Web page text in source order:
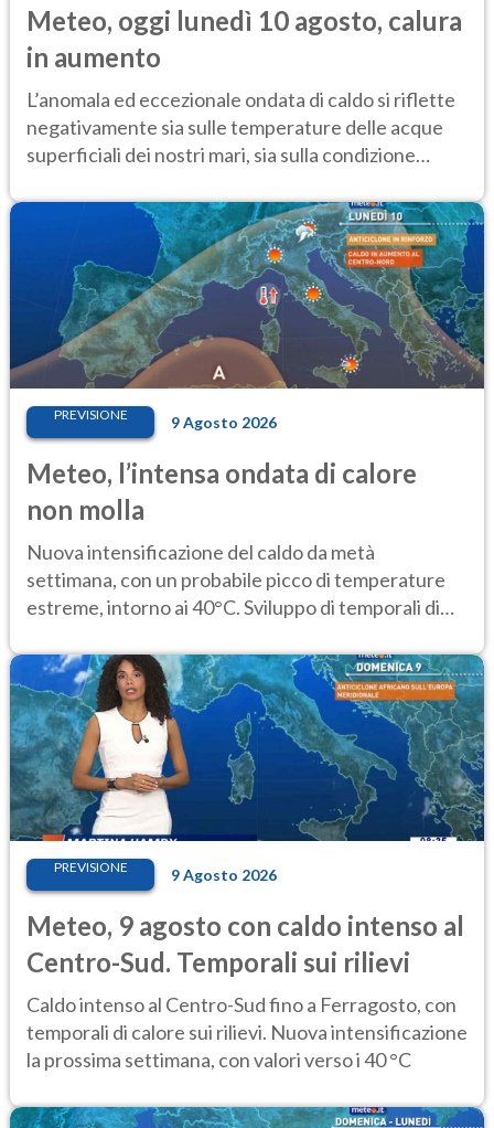
Meteo, oggi lunedì 10 agosto, calura
in aumento
L’anomala ed eccezionale ondata di caldo si riflette
negativamente sia sulle temperature delle acque
superficiali dei nostri mari, sia sulla condizione
PREVISIONE 9 Agosto 2026
Meteo, l’intensa ondata di calore
non molla
Nuova intensificazione del caldo da metà
settimana, con un probabile picco di temperature
estreme, intorno ai 40°C. Sviluppo di temporali di
PREVISIONE 9 Agosto 2026
Meteo, 9 agosto con caldo intenso al
Centro-Sud. Temporali sui rilievi
Caldo intenso al Centro-Sud fino a Ferragosto, con
temporali di calore sui rilievi. Nuova intensificazione
la prossima settimana, con valori verso i 40 °C